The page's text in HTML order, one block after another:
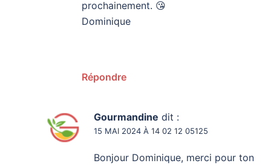
prochainement. 😘
Dominique
Répondre
Gourmandine dit :
15 MAI 2024 À 14 02 12 05125
Bonjour Dominique, merci pour ton